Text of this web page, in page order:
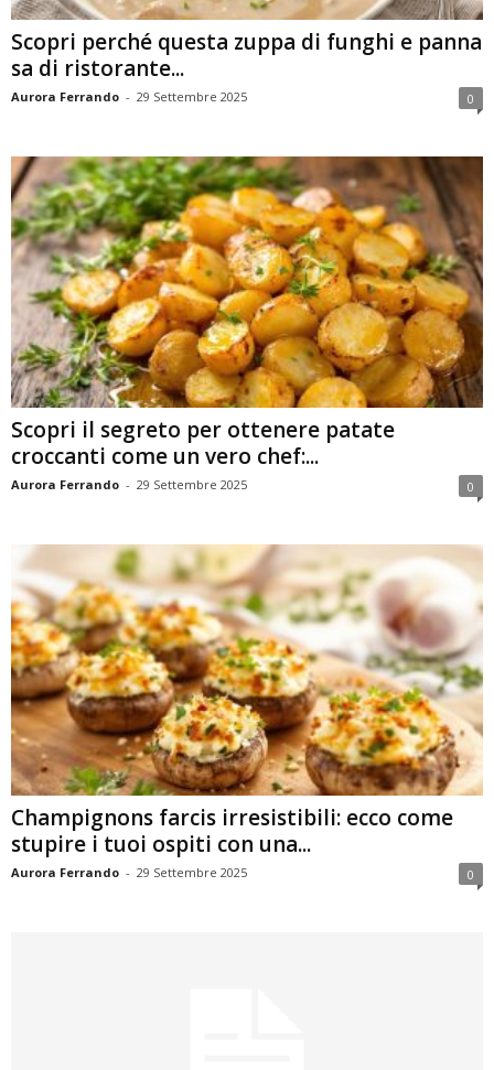
Scopri perché questa zuppa di funghi e panna
sa di ristorante...
Aurora Ferrando - 29 Settembre 2025 0
Scopri il segreto per ottenere patate
croccanti come un vero chef:...
Aurora Ferrando - 29 Settembre 2025 0
Champignons farcis irresistibili: ecco come
stupire i tuoi ospiti con una...
Aurora Ferrando - 29 Settembre 2025 0